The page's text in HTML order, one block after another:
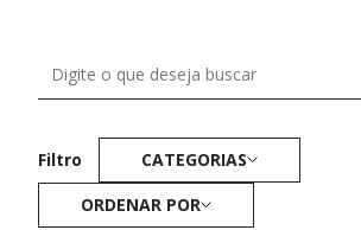
Publicações
Contato
Filtro CATEGORIAS
ORDENAR POR